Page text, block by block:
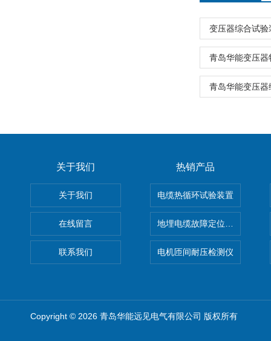
变压器综合试
青岛华能变压
青岛华能变压
关于我们
关于我们
在线留言
联系我们
热销产品
电缆热循环试验装置
地埋电缆故障定位仪 地下电
电机匝间耐压检测仪
Copyright © 2026 青岛华能远见电气有限公司 版权所有